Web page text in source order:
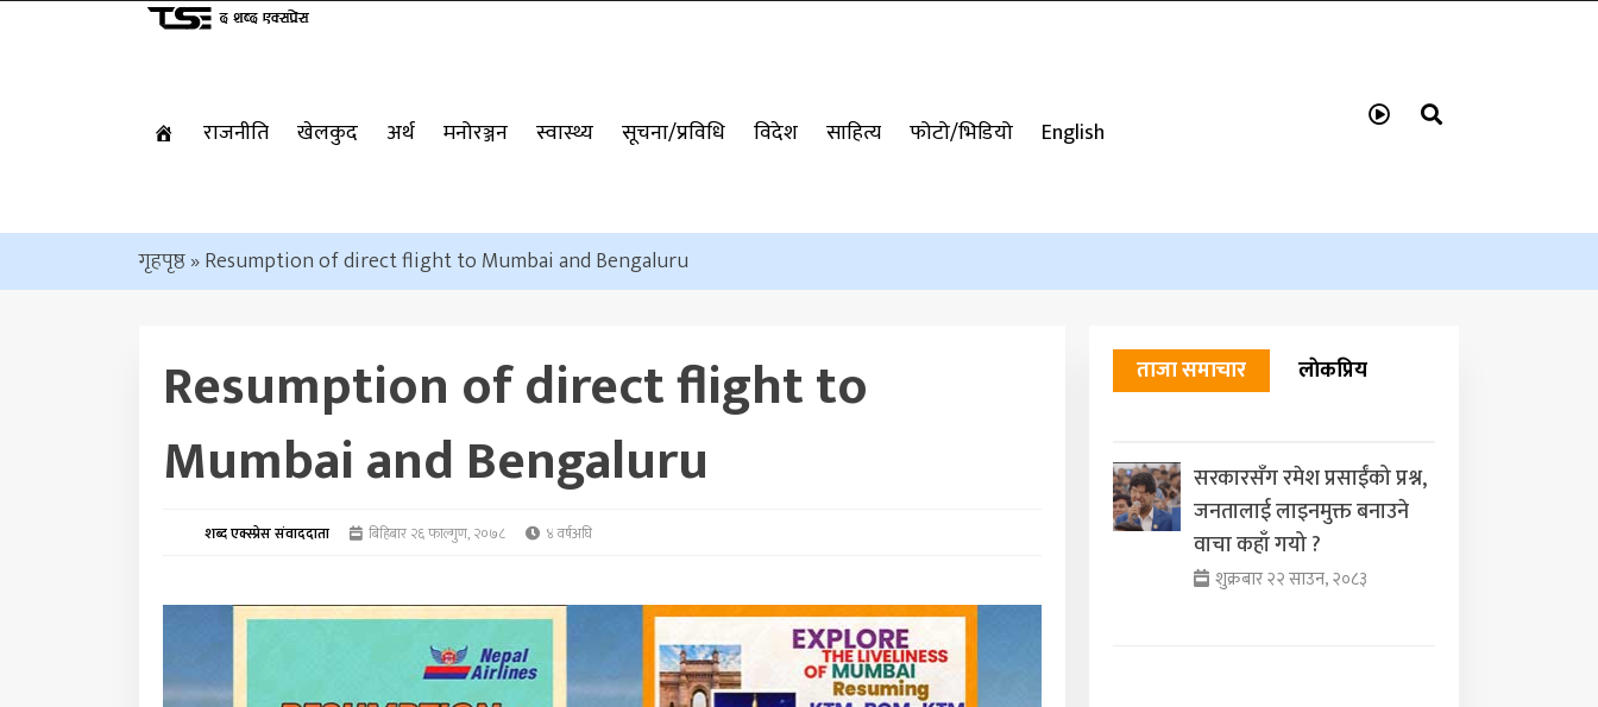
राजनीति खेलकुद अर्थ मनोरञ्जन स्वास्थ्य सूचना/प्रविधि विदेश साहित्य फोटो/भिडियो English
गृहपृष्ठ»Resumption of direct flight to Mumbai and Bengaluru
Resumption of direct flight to
Mumbai and Bengaluru
शब्द एक्स्प्रेस संवाददाता बिहिबार २६ फाल्गुण, २०७८ ४ वर्षअघि
ताजा समाचार लाेकप्रिय
सरकारसँग रमेश प्रसाईंको प्रश्न,
जनतालाई लाइनमुक्त बनाउने
वाचा कहाँ गयो ?
शुक्रबार २२ साउन, २०८३